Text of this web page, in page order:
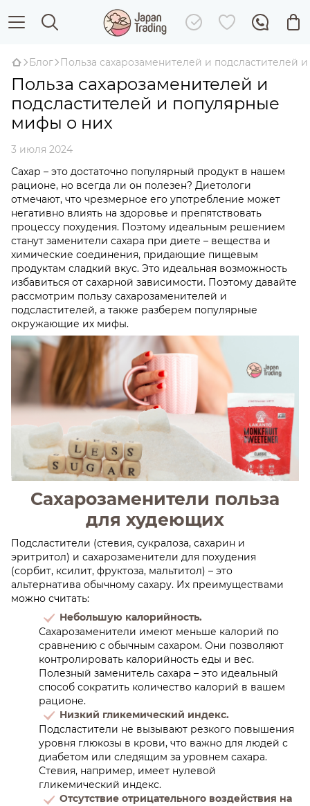
Блог Польза сахарозаменителей и подсластителей
Польза сахарозаменителей и
подсластителей и популярные
мифы о них
3 июля 2024
Сахар – это достаточно популярный продукт в нашем
рационе, но всегда ли он полезен? Диетологи
отмечают, что чрезмерное его употребление может
негативно влиять на здоровье и препятствовать
процессу похудения. Поэтому идеальным решением
станут заменители сахара при диете – вещества и
химические соединения, придающие пищевым
продуктам сладкий вкус. Это идеальная возможность
избавиться от сахарной зависимости. Поэтому давайте
рассмотрим пользу сахарозаменителей и
подсластителей, а также разберем популярные
окружающие их мифы.
Сахарозаменители польза
для худеющих
Подсластители (стевия, сукралоза, сахарин и
эритритол) и сахарозаменители для похудения
(сорбит, ксилит, фруктоза, мальтитол) – это
альтернатива обычному сахару. Их преимуществами
можно считать:
Небольшую калорийность.
Сахарозаменители имеют меньше калорий по
сравнению с обычным сахаром. Они позволяют
контролировать калорийность еды и вес.
Полезный заменитель сахара – это идеальный
способ сократить количество калорий в вашем
рационе.
Низкий гликемический индекс.
Подсластители не вызывают резкого повышения
уровня глюкозы в крови, что важно для людей с
диабетом или следящим за уровнем сахара.
Стевия, например, имеет нулевой
гликемический индекс.
Отсутствие отрицательного воздействия на